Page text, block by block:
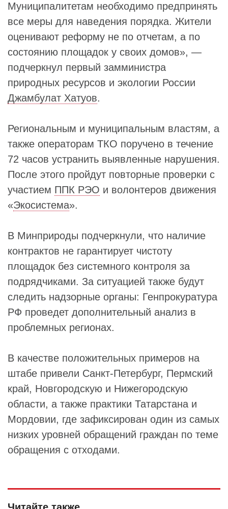
Муниципалитетам необходимо предпринять
все меры для наведения порядка. Жители
оценивают реформу не по отчетам, а по
состоянию площадок у своих домов», —
подчеркнул первый замминистра
природных ресурсов и экологии России
Джамбулат Хатуов.
Региональным и муниципальным властям, а
также операторам ТКО поручено в течение
72 часов устранить выявленные нарушения.
После этого пройдут повторные проверки с
участием ППК РЭО и волонтеров движения
«Экосистема».
В Минприроды подчеркнули, что наличие
контрактов не гарантирует чистоту
площадок без системного контроля за
подрядчиками. За ситуацией также будут
следить надзорные органы: Генпрокуратура
РФ проведет дополнительный анализ в
проблемных регионах.
В качестве положительных примеров на
штабе привели Санкт-Петербург, Пермский
край, Новгородскую и Нижегородскую
области, а также практики Татарстана и
Мордовии, где зафиксирован один из самых
низких уровней обращений граждан по теме
обращения с отходами.